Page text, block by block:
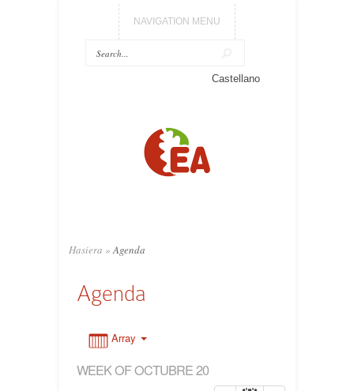
NAVIGATION MENU
Castellano
Hasiera » Agenda
Agenda
Array
WEEK OF OCTUBRE 20
4:00
5:00